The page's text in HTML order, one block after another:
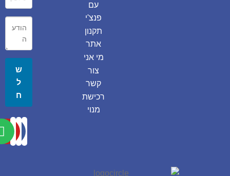
עם
פנצ'י
תקנון
אתר
מי אני
צור
קשר
רכישת
מנוי
ש
ל
ח